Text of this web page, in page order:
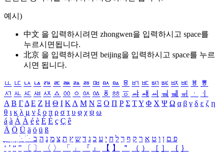
예시)
中文 을 입력하시려면 zhongwen을 입력하시고 space를
누르시면됩니다.
北京 을 입력하시려면 beijing을 입력하시고 space를 누르
시면 됩니다.
ㅥ ㅦ ㅧ ㅨ ㅩ ㅪ ㅫ ㅬ ㅭ ㅮ ㅯ ㅰ ㅱ ㅲ ㅳ ㅴ ㅵ ㅶ ㅷ ㅸ
ㅹ
ㅺ ㅻ ㅼ ㅽ ㅾ ㅿ ㆀ ㆁ ㆂ ㆃ ㆄ ㆅ ㆆ ㆇ ㆈ ㆉ ㆊ ㆋ ㆌ ㆍ
ㆎ
Α Β ΓΔ Ε Ζ Η Θ Ι ΚΛ Μ Ν Ξ Ο Π Ρ Σ ΤΥ Φ Χ Ψ Ω α β γ δ ε ζ η
θ ι κ λ μ ν ξ ο π ρ σ τ υ φ χ ψ ω
á à Á À é è É È ç Ç ê
Ä Ö Ü ä ö ü ß
ִֶֹ ֻּ ׁׂ פ ם ן ו ט א ר ק ף ך ל ח י ע כ ג ד ש ץ ת צ מ נ ה ב
‘ ’ “ ” 〔 〕 〈 〉 「 」 『 』 【 】 ＂ （ ） ［ ］ ｛ ｝